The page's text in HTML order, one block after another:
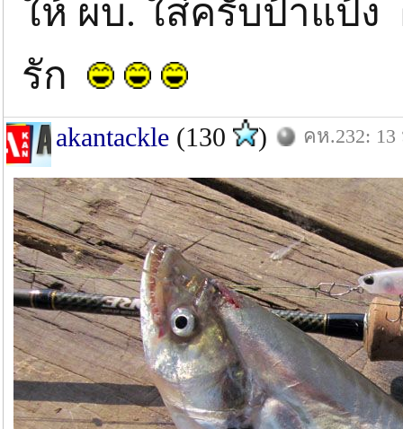
ให้ ผบ. ใส่ครับป้าแป้
รัก
akantackle (130 ) คห.232: